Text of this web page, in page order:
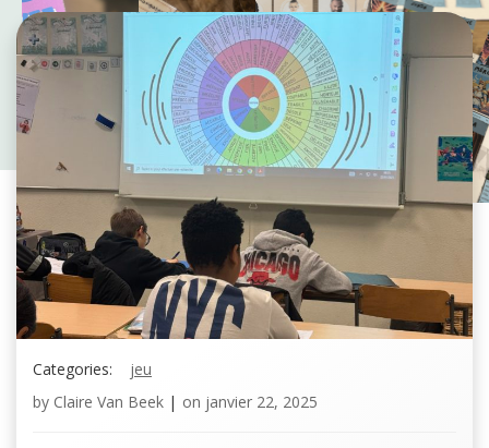
Categories:
jeu
by Claire Van Beek | on janvier 22, 2025